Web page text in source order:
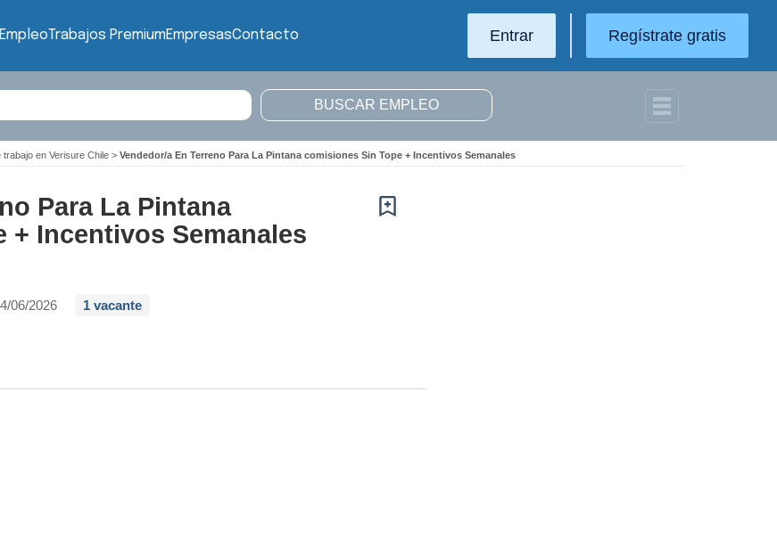
Trabajos PremiumEmpresasContacto Entrar Regístrate gratis
en Verisure Chile > Vendedor/a En Terreno Para La Pintana comisiones Sin Tope + Incentivos Semanales
Para La Pintana
+ Incentivos Semanales
06/2026 1 vacante